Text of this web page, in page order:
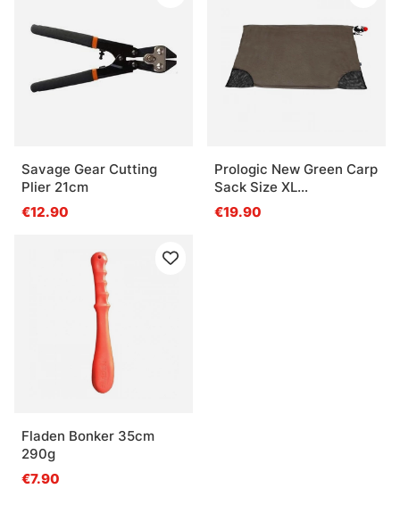
Savage Gear Cutting
Plier 21cm
€12.90
Prologic New Green Carp
Sack Size XL
(120x80cm)
€19.90
Fladen Bonker 35cm
290g
€7.90